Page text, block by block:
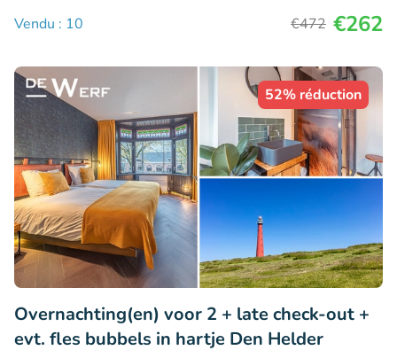
Vendu : 10
€472 €262
52% réduction
Overnachting(en) voor 2 + late check-out +
evt. fles bubbels in hartje Den Helder